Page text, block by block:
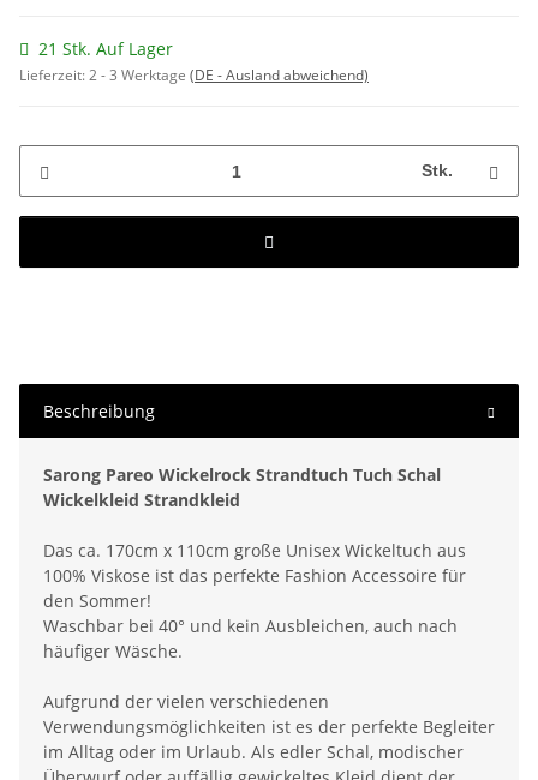
21 Stk. Auf Lager
Lieferzeit:2 - 3 Werktage (DE - Ausland abweichend)
Stk.
Beschreibung
Sarong Pareo Wickelrock Strandtuch Tuch Schal
Wickelkleid Strandkleid
Das ca. 170cm x 110cm große Unisex Wickeltuch aus
100% Viskose ist das perfekte Fashion Accessoire für
den Sommer!
Waschbar bei 40° und kein Ausbleichen, auch nach
häufiger Wäsche.
Aufgrund der vielen verschiedenen
Verwendungsmöglichkeiten ist es der perfekte Begleiter
im Alltag oder im Urlaub. Als edler Schal, modischer